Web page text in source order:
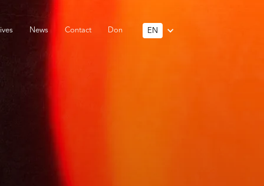
News Contact Don EN